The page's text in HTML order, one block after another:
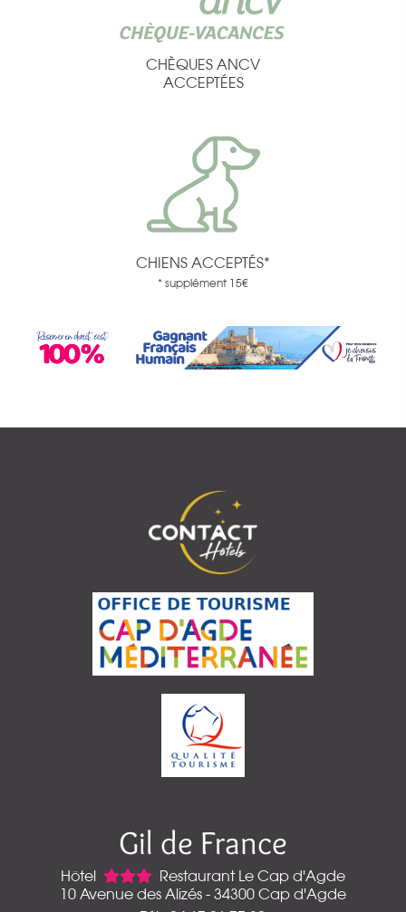
CHÈQUES ANCV
ACCEPTÉES
CHIENS ACCEPTÉS*
* supplément 15€
Gil de France
Hôtel
Restaurant Le Cap d'Agde
10 Avenue des Alizés - 34300 Cap d'Agde